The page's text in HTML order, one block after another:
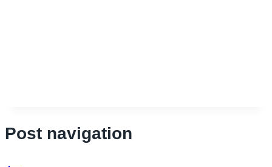
Post navigation